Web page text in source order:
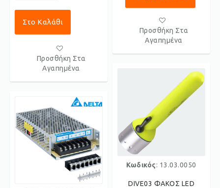
Στο Καλάθι
Προσθήκη Στα
Αγαπημένα
Προσθήκη Στα
Αγαπημένα
Κωδικός: 13.03.0050
DIVE03 ΦΑΚΟΣ LED